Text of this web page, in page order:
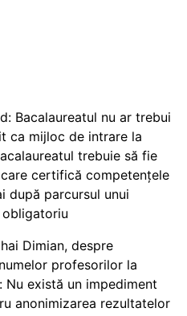
Bacalaureatul nu ar trebui
ca mijloc de intrare la
trebuie să fie
certifică competențele
după parcursul unui
Dimian, despre
profesorilor la
Nu există un impediment
anonimizarea rezultatelor